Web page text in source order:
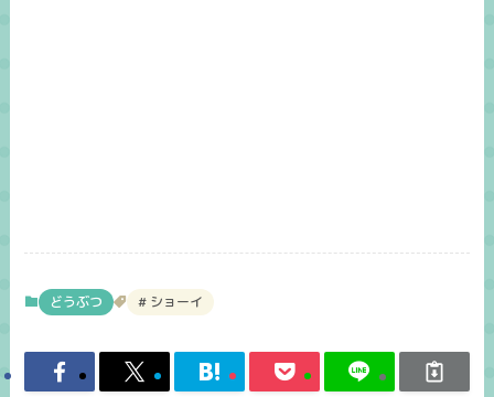
どうぶつ ショーイ